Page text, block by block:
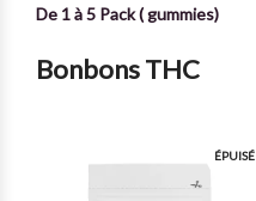
De 1 à 5 Pack ( gummies)
Bonbons THC
ÉPUISÉ